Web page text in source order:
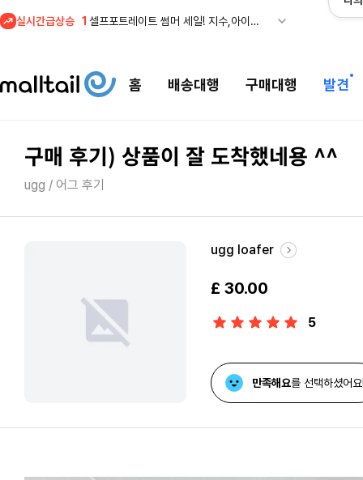
실시간급상승 1
4
프리미엄 반다이) 원피스 3주년 카드 프리오더 오픈! (인기 상품은 품절·재입고 반복)
홈 배송대행 구매대행 발견
구매 후기) 상품이 잘 도착했네용 ^^
ugg / 어그 후기
ugg loafer
£ 30.00
5
만족해요를 선택하셨어